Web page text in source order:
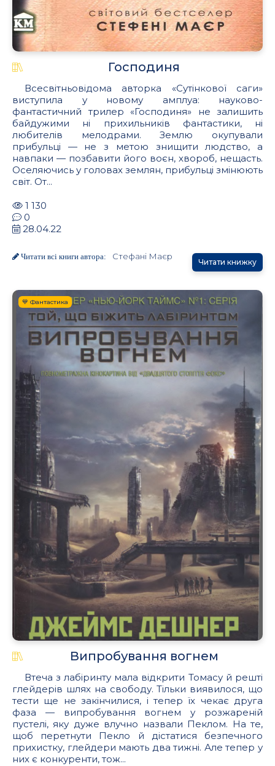
Господиня
Всесвітньовідома авторка «Сутінкової саги»
виступила у новому амплуа: науково-
фантастичний трилер «Господиня» не залишить
байдужими ні прихильників фантастики, ні
любителів мелодрами. Землю окупували
прибульці — не з метою знищити людство, а
навпаки — позбавити його воєн, хвороб, нещасть.
Оселяючись у головах землян, прибульці змінюють
світ. От...
1 130
0
28.04.22
Читати всі книги автора: Стефані Маєр
Читати книжку
💙 Фантастика
Випробування вогнем
Втеча з лабіринту мала відкрити Томасу й решті
глейдерів шлях на свободу. Тільки виявилося, що
тести ще не закінчилися, і тепер їх чекає друга
фаза — випробування вогнем у розжареній
пустелі, яку дуже влучно назвали Пеклом. На те,
щоб перетнути Пекло й дістатися безпечного
прихистку, глейдери мають два тижні. Але тепер у
них є конкуренти, тож...